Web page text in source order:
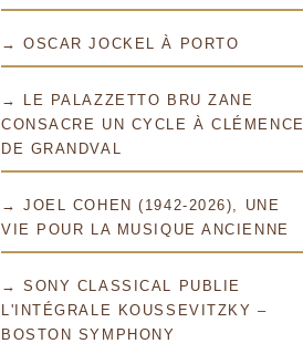
→ OSCAR JOCKEL À PORTO
→ LE PALAZZETTO BRU ZANE
CONSACRE UN CYCLE À CLÉMENCE
DE GRANDVAL
→ JOEL COHEN (1942-2026), UNE
VIE POUR LA MUSIQUE ANCIENNE
→ SONY CLASSICAL PUBLIE
L'INTÉGRALE KOUSSEVITZKY –
BOSTON SYMPHONY